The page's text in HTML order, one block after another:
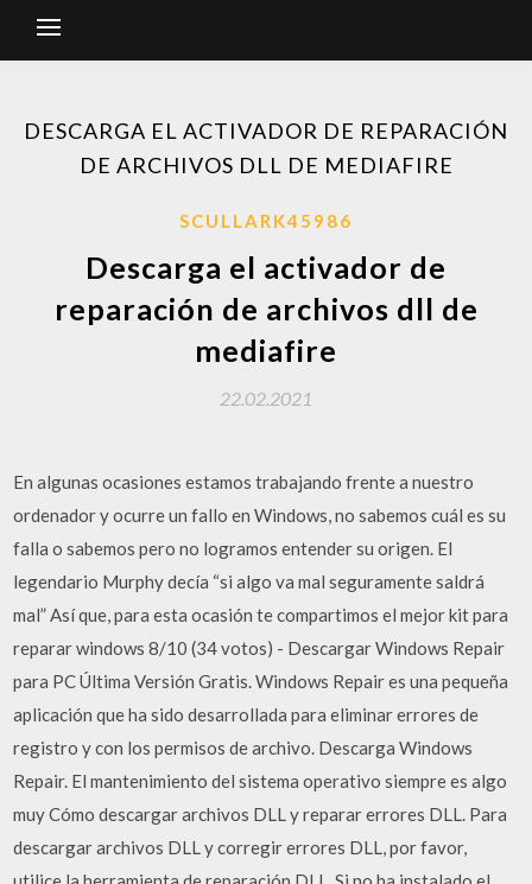
DESCARGA EL ACTIVADOR DE REPARACIÓN
DE ARCHIVOS DLL DE MEDIAFIRE
SCULLARK45986
Descarga el activador de
reparación de archivos dll de
mediafire
22.02.2021
En algunas ocasiones estamos trabajando frente a nuestro
ordenador y ocurre un fallo en Windows, no sabemos cuál es su
falla o sabemos pero no logramos entender su origen. El
legendario Murphy decía “si algo va mal seguramente saldrá
mal” Así que, para esta ocasión te compartimos el mejor kit para
reparar windows 8/10 (34 votos) - Descargar Windows Repair
para PC Última Versión Gratis. Windows Repair es una pequeña
aplicación que ha sido desarrollada para eliminar errores de
registro y con los permisos de archivo. Descarga Windows
Repair. El mantenimiento del sistema operativo siempre es algo
muy Cómo descargar archivos DLL y reparar errores DLL. Para
descargar archivos DLL y corregir errores DLL, por favor,